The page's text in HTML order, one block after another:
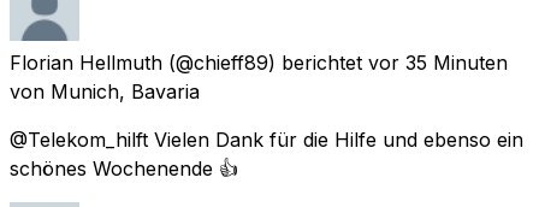
Florian Hellmuth (@chieff89) berichtet vor 35 Minuten
von Munich, Bavaria
@Telekom_hilft Vielen Dank für die Hilfe und ebenso ein
schönes Wochenende 👍